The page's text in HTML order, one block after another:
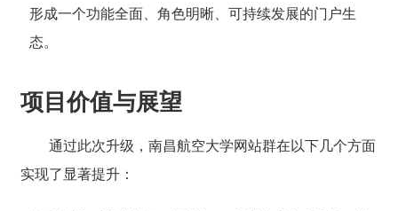
形成一个功能全面、角色明晰、可持续发展的门户生
态。
项目价值与展望
通过此次升级，南昌航空大学网站群在以下几个方面
实现了显著提升：